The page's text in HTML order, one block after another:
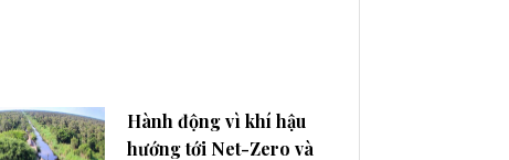
Hành động vì khí hậu
hướng tới Net-Zero và